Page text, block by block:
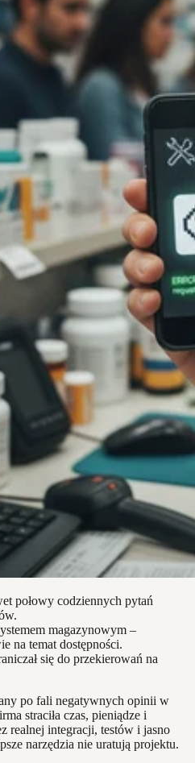
połowy codziennych pytań
magazynowym –
na temat dostępności.
się do przekierowań na
po fali negatywnych opinii w
straciła czas, pieniądze i
realnej integracji, testów i jasno
narzędzia nie uratują projektu.